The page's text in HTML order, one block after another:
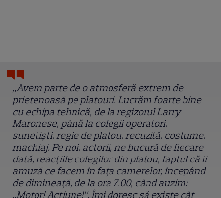
„Avem parte de o atmosferă extrem de
prietenoasă pe platouri. Lucrăm foarte bine
cu echipa tehnică, de la regizorul Larry
Maronese, până la colegii operatori,
sunetiști, regie de platou, recuzită, costume,
machiaj. Pe noi, actorii, ne bucură de fiecare
dată, reacțiile colegilor din platou, faptul că îi
amuză ce facem în fața camerelor, începând
de dimineață, de la ora 7.00, când auzim:
„Motor! Acțiune!”. Îmi doresc să existe cât